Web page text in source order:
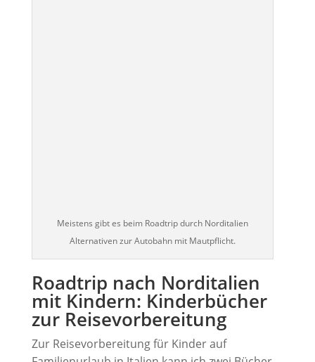
Meistens gibt es beim Roadtrip durch Norditalien
Alternativen zur Autobahn mit Mautpflicht.
Roadtrip nach Norditalien
mit Kindern: Kinderbücher
zur Reisevorbereitung
Zur Reisevorbereitung für Kinder auf